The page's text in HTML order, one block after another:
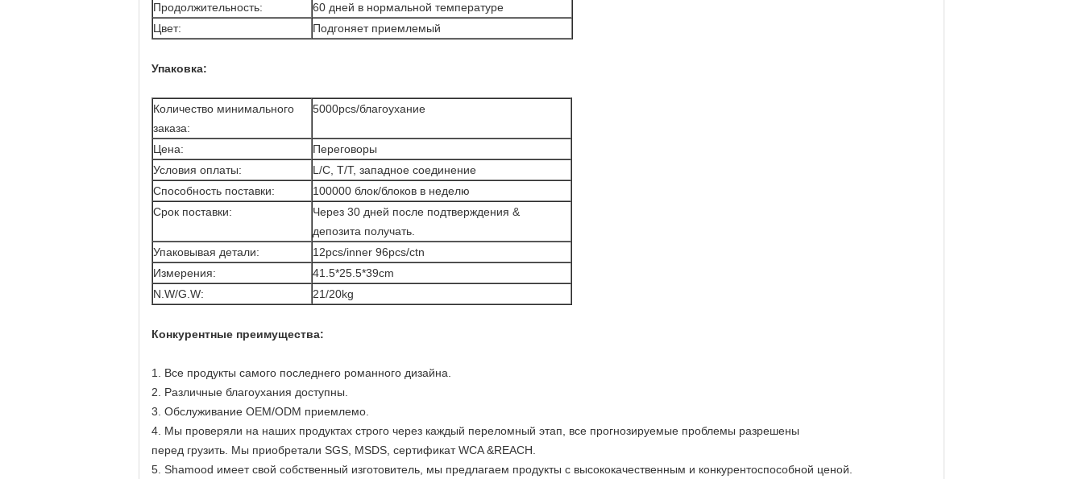
Продолжительность:
60 дней в нормальной температуре
Цвет:
Подгоняет приемлемый
Упаковка:
Количество минимального
заказа:
5000pcs/благоухание
Цена:
Переговоры
Условия оплаты:
L/C, T/T, западное соединение
Способность поставки:
100000 блок/блоков в неделю
Срок поставки:
Через 30 дней после подтверждения &
депозита получать.
Упаковывая детали:
12pcs/inner 96pcs/ctn
Измерения:
41.5*25.5*39cm
N.W/G.W:
21/20kg
Конкурентные преимущества:
1. Все продукты самого последнего романного дизайна.
2. Различные благоухания доступны.
3. Обслуживание OEM/ODM приемлемо.
4. Мы проверяли на наших продуктах строго через каждый переломный этап, все прогнозируемые проблемы разрешены
перед грузить. Мы приобретали SGS, MSDS, сертификат WCA &REACH.
5. Shamood имеет свой собственный изготовитель, мы предлагаем продукты с высококачественным и конкурентоспособной ценой.